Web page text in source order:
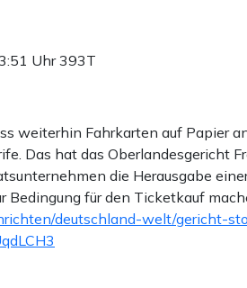
Uhr393T
weiterhin Fahrkarten auf Papier
Das hat das Oberlandesgericht
die Herausgabe
Bedingung für den Ticketkauf
deutschland-welt/gericht-